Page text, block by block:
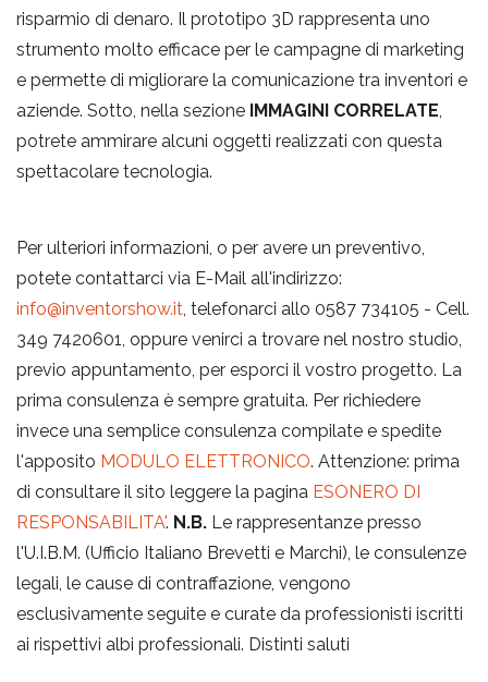
i
risparmio di denaro. Il prototipo 3D rappresenta uno
strumento molto efficace per le campagne di marketing
e permette di migliorare la comunicazione tra inventori e
aziende. Sotto, nella sezione IMMAGINI CORRELATE
potrete ammirare alcuni oggetti realizzati con questa
spettacolare tecnologia.
Per ulteriori informazioni, o per avere un preventivo,
potete contattarci via E-Mail all'indirizzo:
info@inventorshow.it , telefonarci allo 0587 734105 - Cell.
349 7420601, oppure venirci a trovare nel nostro studio,
previo appuntamento, per esporci il vostro progetto. La
prima consulenza è sempre gratuita. Per richiedere
invece una semplice consulenza compilate e spedite
l'apposito MODULO ELETTRONICO. Attenzione: prima
di consultare il sito leggere la pagina ESONERO DI
RESPONSABILITA'. N.B. Le rappresentanze presso
l'U.I.B.M. (Ufficio Italiano Brevetti e Marchi), le consulenze
legali, le cause di contraffazione, vengono
esclusivamente seguite e curate da professionisti iscritti
ai rispettivi albi professionali. Distinti saluti